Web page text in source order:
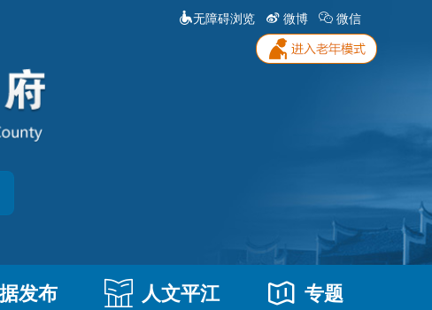
无障碍浏览 微博 微信
发布 人文平江 专题